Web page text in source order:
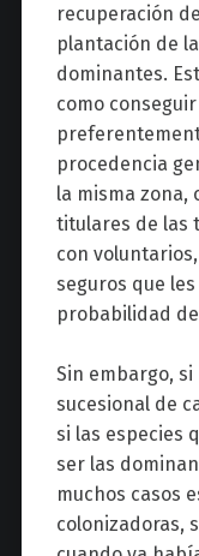
recuperación
plantación de
dominantes.
como
procedencia
la misma zona,
titulares de las
con
seguros que
probabilidad
Sin embargo,
sucesional de
si las especies
ser las
muchos casos
colonizadoras,